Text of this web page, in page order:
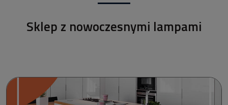
Sklep z nowoczesnymi lampami